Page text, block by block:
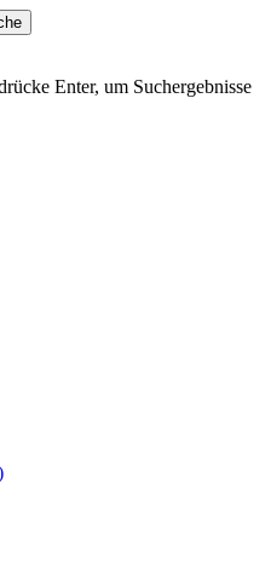
Enter, um Suchergebnisse